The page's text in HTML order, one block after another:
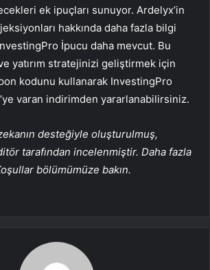
ek ipuçları sunuyor. Ardelyx’in
hakkında daha fazla bilgi
İpucu daha mevcut. Bu
yatırım stratejinizi geliştirmek için
kodunu kullanarak InvestingPro
varan indirimden yararlanabilirsiniz.
desteğiyle oluşturulmuş,
tarafından incelenmiştir. Daha fazla
bölümümüze bakın.